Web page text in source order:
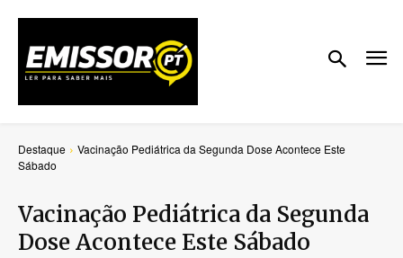
Destaque
Vacinação Pediátrica da Segunda Dose Acontece Este
Sábado
Vacinação Pediátrica da Segunda
Dose Acontece Este Sábado